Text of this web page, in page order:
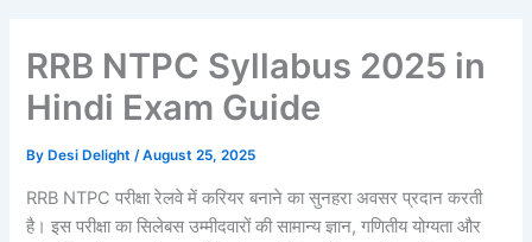
RRB NTPC Syllabus 2025 in
Hindi Exam Guide
By Desi Delight/August 25, 2025
RRB NTPC परीक्षा रेलवे में करियर बनाने का सुनहरा अवसर प्रदान करती
है। इस परीक्षा का सिलेबस उम्मीदवारों की सामान्य ज्ञान, गणितीय योग्यता और